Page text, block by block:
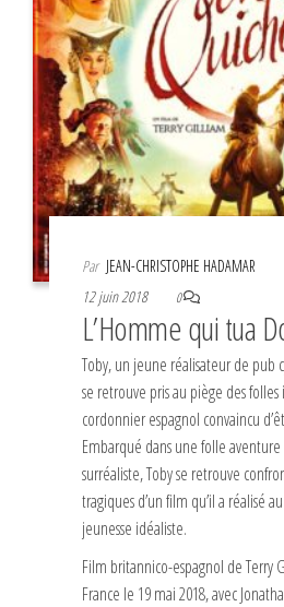
Par JEAN-CHRISTOPHE HADAMAR
12 juin 2018
0
L’Homme qui tua
Toby, un jeune réalisateur de pub
se retrouve pris au piège des folles
cordonnier espagnol convaincu
Embarqué dans une folle
surréaliste, Toby se retrouve
tragiques d’un film qu’il a réalisé
jeunesse idéaliste.
Film britannico-espagnol de Terry
France le 19 mai 2018, avec